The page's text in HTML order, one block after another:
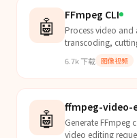
🤖 FFmpeg CLI
Process video and
transcoding,
watermarks.
6.7k下载 图像视频
🤖 ffmpeg-video-
Generate
video editing